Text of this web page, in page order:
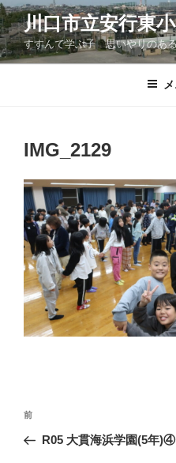
コ
ン
テ
ン
川口市立安行東
すすんで学ぶ子 思いやりのあ
IMG_2129
投
ナ
前
の
前
R05 大貫海浜学園(5年)④